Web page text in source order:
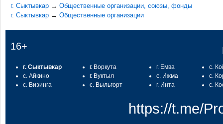
г. Сыктывкар → Общественные организации, союзы, фонды
г. Сыктывкар → Общественные организации
16+
г. Сыктывкар
с. Айкино
с. Визинга
г. Воркута
г. Вуктыл
с. Выльгорт
г. Емва
с. Ижма
г. Инта
с.
с.
с.
https://t.me/